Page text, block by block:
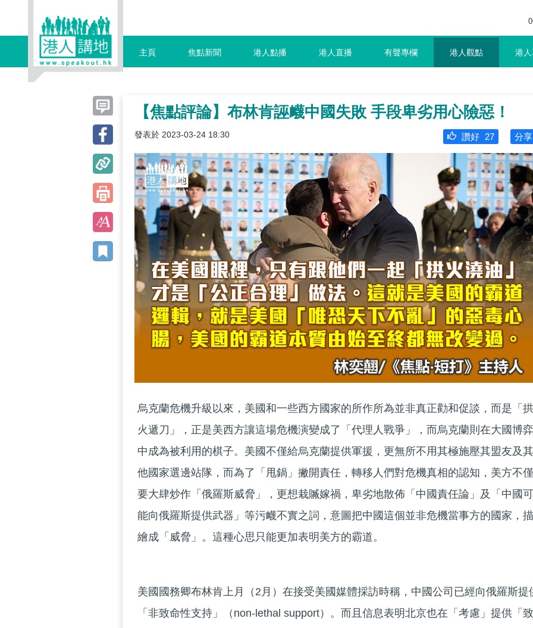
主頁 焦點新聞 港人點播 港人直播 有聲專欄 港人觀點 港
【焦點評論】布林肯誣衊中國失敗 手段卑劣用心險惡！
發表於 2023-03-24 18:30 分享
讚好 27
烏克蘭危機升級以來，美國和一些西方國家的所作所為並非真正勸和促談，而是「拱
火遞刀」，正是美西方讓這場危機演變成了「代理人戰爭」，而烏克蘭則在大國博弈
中成為被利用的棋子。美國不僅給烏克蘭提供軍援，更無所不用其極施壓其盟友及其
他國家選邊站隊，而為了「甩鍋」撇開責任，轉移人們對危機真相的認知，美方不僅
要大肆炒作「俄羅斯威脅」，更想栽贓嫁禍，卑劣地散佈「中國責任論」及「中國可
能向俄羅斯提供武器」等污衊不實之詞，意圖把中國這個並非危機當事方的國家，描
繪成「威脅」。這種心思只能更加表明美方的霸道。
美國國務卿布林肯上月（2月）在接受美國媒體採訪時稱，中國公司已經向俄羅斯提
「非致命性支持」（non-lethal support）。而且信息表明北京也在「考慮」提供「致